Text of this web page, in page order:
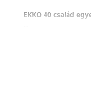
EKKO 40 család